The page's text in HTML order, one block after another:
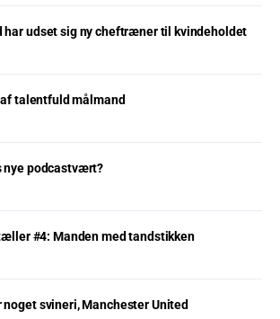
har udset sig ny cheftræner til kvindeholdet
talentfuld målmand
nye podcastvært?
#4: Manden med tandstikken
svineri, Manchester United